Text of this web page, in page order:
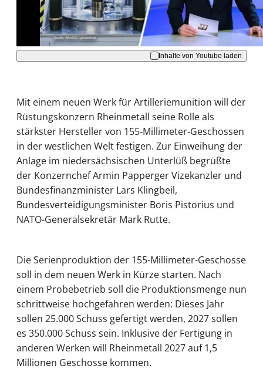
Akzeptieren
Inhalte von Youtube laden
Mit einem neuen Werk für Artilleriemunition will der
Rüstungskonzern Rheinmetall seine Rolle als
stärkster Hersteller von 155-Millimeter-Geschossen
in der westlichen Welt festigen. Zur Einweihung der
Anlage im niedersächsischen Unterlüß begrüßte
der Konzernchef Armin Papperger Vizekanzler und
Bundesfinanzminister Lars Klingbeil,
Bundesverteidigungsminister Boris Pistorius und
NATO-Generalsekretär Mark Rutte.
Die Serienproduktion der 155-Millimeter-Geschosse
soll in dem neuen Werk in Kürze starten. Nach
einem Probebetrieb soll die Produktionsmenge nun
schrittweise hochgefahren werden: Dieses Jahr
sollen 25.000 Schuss gefertigt werden, 2027 sollen
es 350.000 Schuss sein. Inklusive der Fertigung in
anderen Werken will Rheinmetall 2027 auf 1,5
Millionen Geschosse kommen.